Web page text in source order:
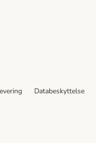
Databeskyttelse